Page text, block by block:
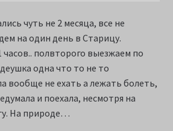
чуть не 2 месяца, все не
на один день в Старицу.
часов.. полвторого выезжаем по
одна что то не то
вообще не ехать а лежать болеть,
и поехала, несмотря на
На природе…